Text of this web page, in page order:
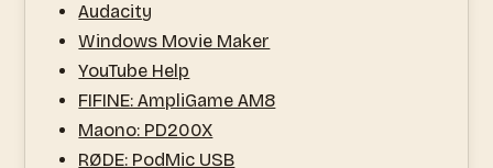
Audacity
Windows Movie Maker
YouTube Help
FIFINE: AmpliGame AM8
Maono: PD200X
RØDE: PodMic USB